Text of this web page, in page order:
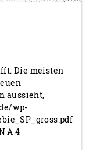
Die meisten
aussieht,
wp-
A 4